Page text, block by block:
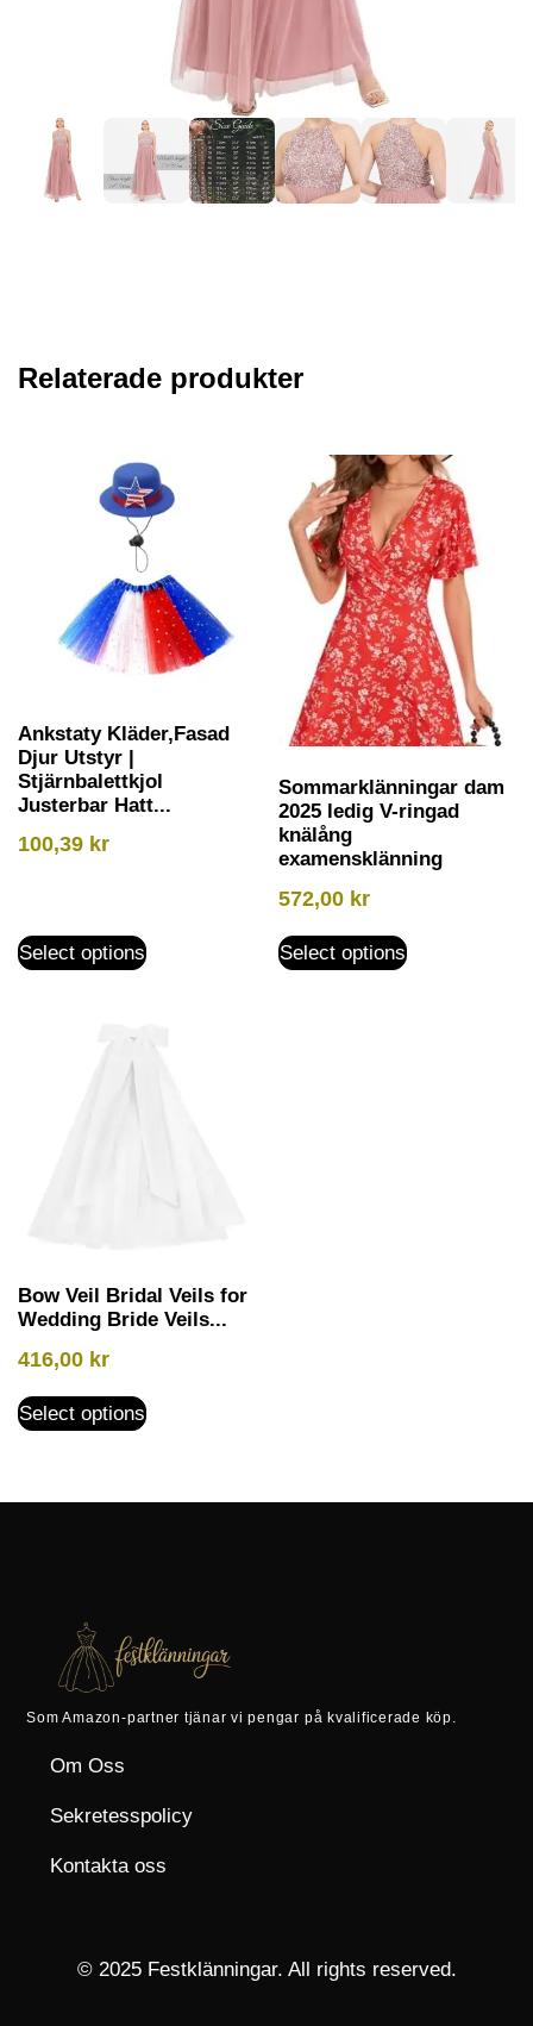
Relaterade produkter
Ankstaty Kläder,Fasad
Djur Utstyr |
Stjärnbalettkjol
Justerbar Hatt...
100,39 kr
Select options
Sommarklänningar dam
2025 ledig V-ringad
knälång
examensklänning
572,00 kr
Select options
Bow Veil Bridal Veils for
Wedding Bride Veils...
416,00 kr
Select options
Som Amazon-partner tjänar vi pengar på kvalificerade köp.
Om Oss
Sekretesspolicy
Kontakta oss
© 2025 Festklänningar. All rights reserved.